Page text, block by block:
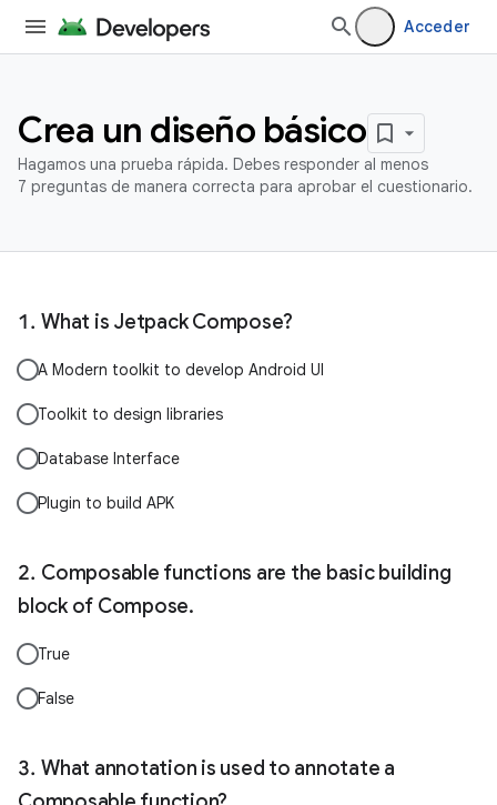
Acceder
Crea un diseño básico
Hagamos una prueba rápida. Debes responder al menos
7 preguntas de manera correcta para aprobar el cuestionario.
What is Jetpack Compose?
A Modern toolkit to develop Android UI
Toolkit to design libraries
Database Interface
Plugin to build APK
Composable functions are the basic building
block of Compose.
True
False
What annotation is used to annotate a